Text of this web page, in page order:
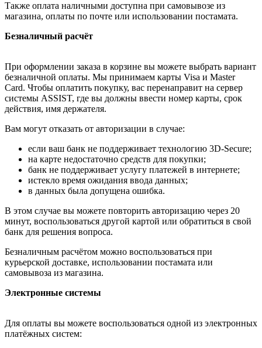
Также оплата наличными доступна при самовывозе из
магазина, оплаты по почте или использовании постамата.
Безналичный расчёт
При оформлении заказа в корзине вы можете выбрать вариант
безналичной оплаты. Мы принимаем карты Visa и Master
Card. Чтобы оплатить покупку, вас перенаправит на сервер
системы ASSIST, где вы должны ввести номер карты, срок
действия, имя держателя.
Вам могут отказать от авторизации в случае:
если ваш банк не поддерживает технологию 3D-Secure;
на карте недостаточно средств для покупки;
банк не поддерживает услугу платежей в интернете;
истекло время ожидания ввода данных;
в данных была допущена ошибка.
В этом случае вы можете повторить авторизацию через 20
минут, воспользоваться другой картой или обратиться в свой
банк для решения вопроса.
Безналичным расчётом можно воспользоваться при
курьерской доставке, использовании постамата или
самовывоза из магазина.
Электронные системы
Для оплаты вы можете воспользоваться одной из электронных
платёжных систем: